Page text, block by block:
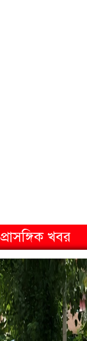
প্রাসঙ্গিক খবর